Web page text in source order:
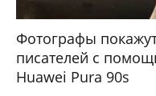
Фотографы
писателей с
Huawei Pura 90s